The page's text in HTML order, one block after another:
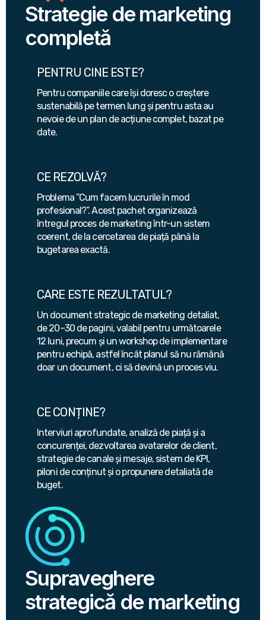
Strategie de marketing
completă
PENTRU CINE ESTE?
Pentru companiile care își doresc o creștere
sustenabilă pe termen lung și pentru asta au
nevoie de un plan de acțiune complet, bazat pe
date.
CE REZOLVĂ?
Problema ”Cum facem lucrurile în mod
profesional?”. Acest pachet organizează
întregul proces de marketing într-un sistem
coerent, de la cercetarea de piață până la
bugetarea exactă.
CARE ESTE REZULTATUL?
Un document strategic de marketing detaliat,
de 20–30 de pagini, valabil pentru următoarele
12 luni, precum și un workshop de implementare
pentru echipă, astfel încât planul să nu rămână
doar un document, ci să devină un proces viu.
CE CONȚINE?
Interviuri aprofundate, analiză de piață și a
concurenței, dezvoltarea avatarelor de client,
strategie de canale și mesaje, sistem de KPI,
piloni de conținut și o propunere detaliată de
buget.
Supraveghere
strategică de marketing